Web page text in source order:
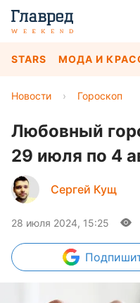
STARS МОДА И
Новости › Гороскоп
Любовный
29 июля по 4
Сергей Кущ
28 июля 2024, 15:25